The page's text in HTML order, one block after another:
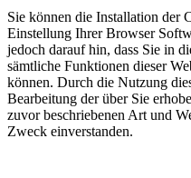
Sie können die Installation der
Einstellung Ihrer Browser
jedoch darauf hin, dass Sie in
sämtliche Funktionen dieser
können. Durch die Nutzung
Bearbeitung der über Sie
zuvor beschriebenen Art und
Zweck einverstanden.